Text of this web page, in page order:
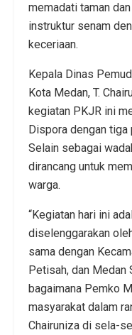
memadati taman
instruktur senam
keceriaan.
Kepala Dinas
Kota Medan, T.
kegiatan PKJR ini
Dispora dengan tiga
Selain sebagai
dirancang untuk
warga.
“Kegiatan hari ini
diselenggarakan
sama dengan
Petisah, dan Medan
bagaimana Pemko
masyarakat dalam
Chairuniza di sela-